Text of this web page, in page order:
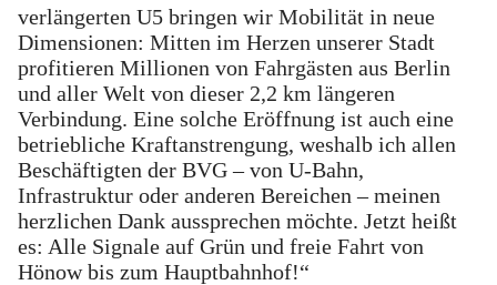
verlängerten U5 bringen wir Mobilität in neue
Dimensionen: Mitten im Herzen unserer Stadt
profitieren Millionen von Fahrgästen aus Berlin
und aller Welt von dieser 2,2 km längeren
Verbindung. Eine solche Eröffnung ist auch eine
betriebliche Kraftanstrengung, weshalb ich allen
Beschäftigten der BVG – von U-Bahn,
Infrastruktur oder anderen Bereichen – meinen
herzlichen Dank aussprechen möchte. Jetzt heißt
es: Alle Signale auf Grün und freie Fahrt von
Hönow bis zum Hauptbahnhof!“